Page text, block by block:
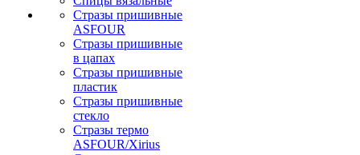
Стразы пришивные
ASFOUR
Стразы пришивные
в цапах
Стразы пришивные
пластик
Стразы пришивные
стекло
Стразы термо
ASFOUR/Xirius